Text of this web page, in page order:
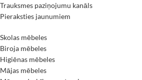
Trauksmes paziņojumu kanāls
Pieraksties jaunumiem
Skolas mēbeles
Biroja mēbeles
Higiēnas mēbeles
Mājas mēbeles